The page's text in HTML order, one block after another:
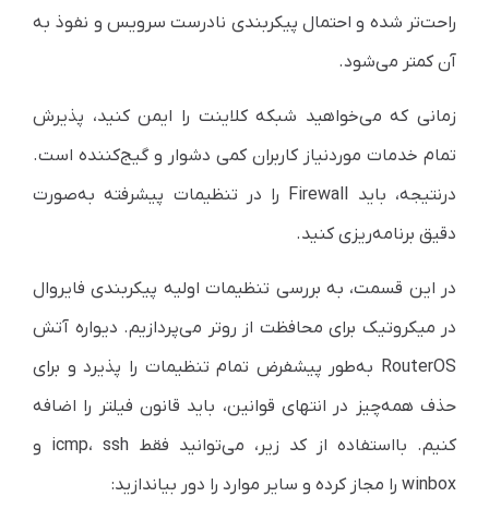
راحت‌تر شده و احتمال پیکربندی نادرست سرویس و نفوذ به
آن کمتر می‌شود.
زمانی که می‌خواهید شبکه کلاینت را ایمن کنید، پذیرش
تمام خدمات مورد‌نیاز کاربران کمی دشوار و گیج‌کننده است.
در‌نتیجه، باید Firewall را در تنظیمات پیشرفته به‌صورت
دقیق برنامه‌ریزی کنید.
در این قسمت، به بررسی تنظیمات اولیه پیکربندی فایروال
در میکروتیک برای محافظت از روتر می‌پردازیم. دیواره آتش
RouterOS به‌طور پیشفرض تمام تنظیمات را پذیرد و برای
حذف همه‌چیز در انتهای قوانین، باید قانون فیلتر را اضافه
کنیم. با‌استفاده از کد زیر، می‌توانید فقط icmp، ssh و
winbox را مجاز کرده و سایر موارد را دور بیاندازید: